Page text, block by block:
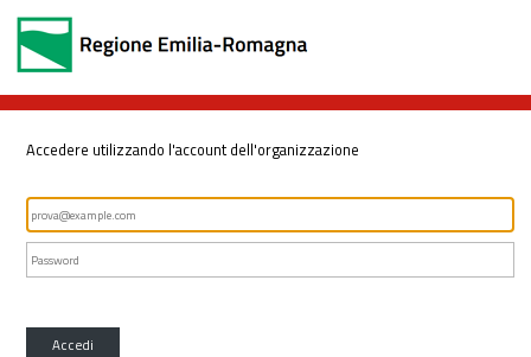
Accedere utilizzando l'account dell'organizzazione
Accedi